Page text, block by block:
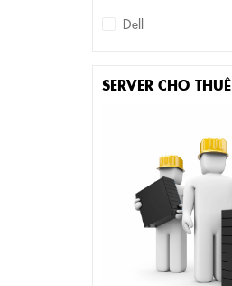
Dell
SERVER CHO THUÊ